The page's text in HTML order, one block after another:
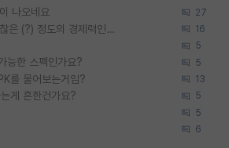
나오네요 27
박사진학하기에 2억은 괜찮은 (?) 정도의 경제력인가요 16
5
능한 스펙인가요? 5
를 물어보는거임? 13
게 흔한건가요? 5
5
6